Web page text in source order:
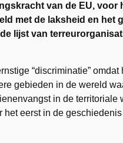
van de EU,
met de laksheid en het
lijst van
“discriminatie”
gebieden in de wereld
in de
het eerst in de